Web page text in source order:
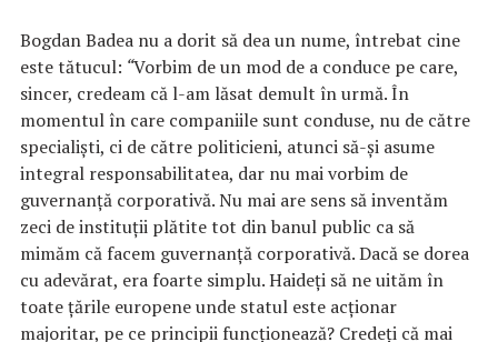
Bogdan Badea nu a dorit să dea un nume, întrebat cine
este tătucul: “Vorbim de un mod de a conduce pe care,
sincer, credeam că l-am lăsat demult în urmă. În
momentul în care companiile sunt conduse, nu de către
specialiști, ci de către politicieni, atunci să-și asume
integral responsabilitatea, dar nu mai vorbim de
guvernanță corporativă. Nu mai are sens să inventăm
zeci de instituții plătite tot din banul public ca să
mimăm că facem guvernanță corporativă. Dacă se dorea
cu adevărat, era foarte simplu. Haideți să ne uităm în
toate țările europene unde statul este acționar
majoritar, pe ce principii funcționează? Credeți că mai